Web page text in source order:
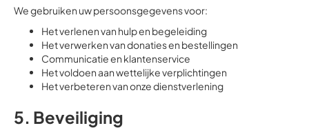
We gebruiken uw persoonsgegevens voor:
Het verlenen van hulp en begeleiding
Het verwerken van donaties en bestellingen
Communicatie en klantenservice
Het voldoen aan wettelijke verplichtingen
Het verbeteren van onze dienstverlening
5. Beveiliging